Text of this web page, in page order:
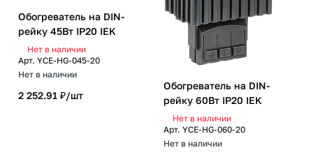
Обогреватель на DIN-
рейку 45Вт IP20 IEK
Нет в наличии
Арт. YCE-HG-045-20
Нет в наличии
2 252.91 ₽/шт
Обогреватель на DIN-
рейку 60Вт IP20 IEK
Нет в наличии
Арт. YCE-HG-060-20
Нет в наличии